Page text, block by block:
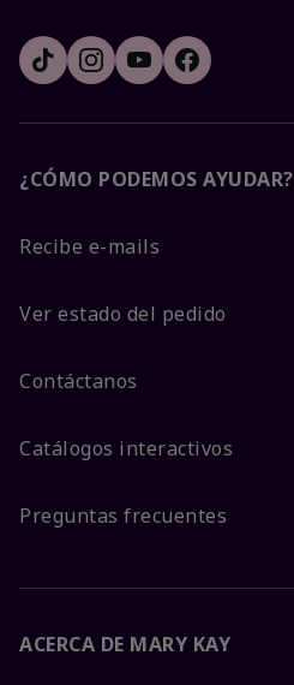
¿CÓMO PODEMOS AYUDAR?
Recibe e-mails
Ver estado del pedido
Contáctanos
Catálogos interactivos
Preguntas frecuentes
ACERCA DE MARY KAY